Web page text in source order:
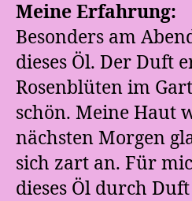
Meine Erfahrung:
Besonders am
dieses Öl. Der Duft
Rosenblüten im
schön. Meine Haut
nächsten Morgen
sich zart an. Für
dieses Öl durch